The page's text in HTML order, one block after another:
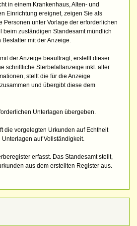
in einem Krankenhaus, Alten- und
Einrichtung ereignet, zeigen Sie als
Personen unter Vorlage der erforderlichen
beim zuständigen Standesamt mündlich
mit der Anzeige.
der Anzeige beauftragt, erstellt dieser
schriftliche Sterbefallanzeige inkl. aller
stellt die für die Anzeige
und übergibt diese dem
Unterlagen übergeben.
die vorgelegten Urkunden auf Echtheit
auf Vollständigkeit.
erfasst. Das Standesamt stellt,
aus dem erstellten Register aus.